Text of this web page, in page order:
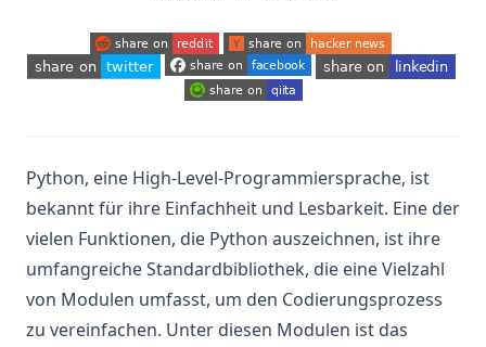
(opens in a new tab)(opens in a new tab)
(opens in a new tab)(opens in a new tab)
Python, eine High-Level-Programmiersprache, ist
bekannt für ihre Einfachheit und Lesbarkeit. Eine der
vielen Funktionen, die Python auszeichnen, ist ihre
umfangreiche Standardbibliothek, die eine Vielzahl
von Modulen umfasst, um den Codierungsprozess
zu vereinfachen. Unter diesen Modulen ist das